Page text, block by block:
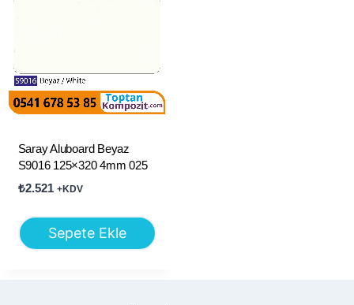
Saray Aluboard Beyaz
S9016 125×320 4mm 025
₺2.521 +KDV
Sepete Ekle